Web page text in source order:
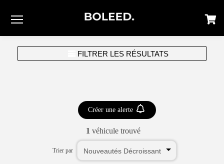
FILTRER LES RÉSULTATS
1 véhicule trouvé
Créer une alerte
Trier par